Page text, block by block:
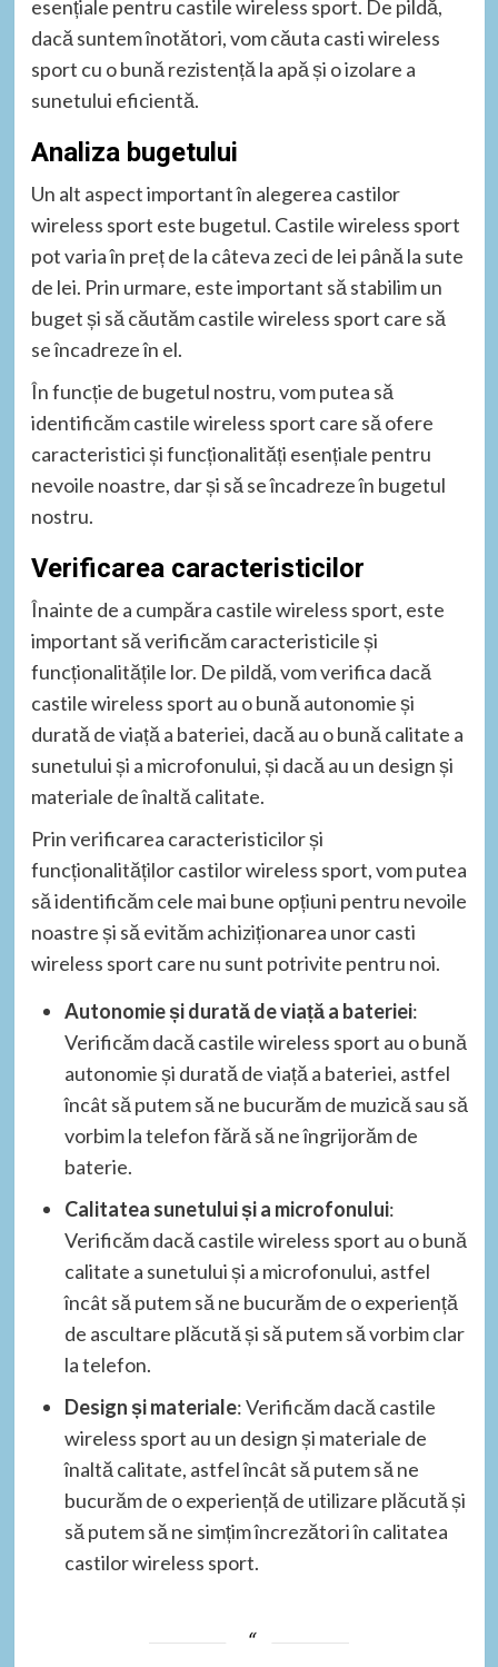
esențiale pentru castile wireless sport. De pildă,
dacă suntem înotători, vom căuta casti wireless
sport cu o bună rezistență la apă și o izolare a
sunetului eficientă.
Analiza bugetului
Un alt aspect important în alegerea castilor
wireless sport este bugetul. Castile wireless sport
pot varia în preț de la câteva zeci de lei până la sute
de lei. Prin urmare, este important să stabilim un
buget și să căutăm castile wireless sport care să
se încadreze în el.
În funcție de bugetul nostru, vom putea să
identificăm castile wireless sport care să ofere
caracteristici și funcționalități esențiale pentru
nevoile noastre, dar și să se încadreze în bugetul
nostru.
Verificarea caracteristicilor
Înainte de a cumpăra castile wireless sport, este
important să verificăm caracteristicile și
funcționalitățile lor. De pildă, vom verifica dacă
castile wireless sport au o bună autonomie și
durată de viață a bateriei, dacă au o bună calitate a
sunetului și a microfonului, și dacă au un design și
materiale de înaltă calitate.
Prin verificarea caracteristicilor și
funcționalităților castilor wireless sport, vom putea
să identificăm cele mai bune opțiuni pentru nevoile
noastre și să evităm achiziționarea unor casti
wireless sport care nu sunt potrivite pentru noi.
Autonomie și durată de viață a bateriei:
Verificăm dacă castile wireless sport au o bună
autonomie și durată de viață a bateriei, astfel
încât să putem să ne bucurăm de muzică sau să
vorbim la telefon fără să ne îngrijorăm de
baterie.
Calitatea sunetului și a microfonului:
Verificăm dacă castile wireless sport au o bună
calitate a sunetului și a microfonului, astfel
încât să putem să ne bucurăm de o experiență
de ascultare plăcută și să putem să vorbim clar
la telefon.
Design și materiale: Verificăm dacă castile
wireless sport au un design și materiale de
înaltă calitate, astfel încât să putem să ne
bucurăm de o experiență de utilizare plăcută și
să putem să ne simțim încrezători în calitatea
castilor wireless sport.